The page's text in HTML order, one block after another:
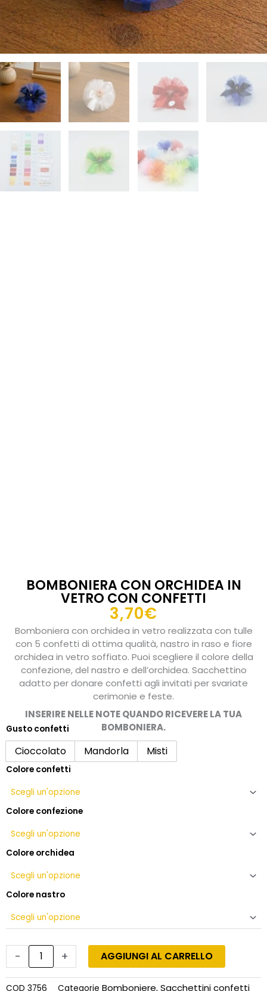
BOMBONIERA CON ORCHIDEA IN
VETRO CON CONFETTI
3,70€
Bomboniera con orchidea in vetro realizzata con tulle
con 5 confetti di ottima qualità, nastro in raso e fiore
orchidea in vetro soffiato. Puoi scegliere il colore della
confezione, del nastro e dell’orchidea. Sacchettino
adatto per donare confetti agli invitati per svariate
cerimonie e feste.
INSERIRE NELLE NOTE QUANDO RICEVERE LA TUA
BOMBONIERA.
Gusto confetti
Cioccolato Mandorla Misti
Colore confetti
Colore confezione
Colore orchidea
Colore nastro
-
Bomboniera
con
orchidea
in
con
confetti
+ AGGIUNGI AL CARRELLO
COD 3756 Categorie Bomboniere, Sacchettini confetti